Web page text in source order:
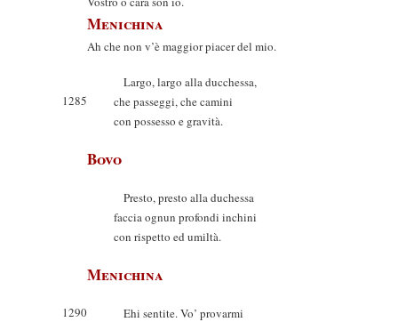
Menichina
Ah che non v’è maggior piacer del mio.
Largo, largo alla ducchessa,
1285
che passeggi, che camini
con possesso e gravità.
Bovo
Presto, presto alla duchessa
faccia ognun profondi inchini
con rispetto ed umiltà.
Menichina
1290
Ehi sentite. Vo’ provarmi